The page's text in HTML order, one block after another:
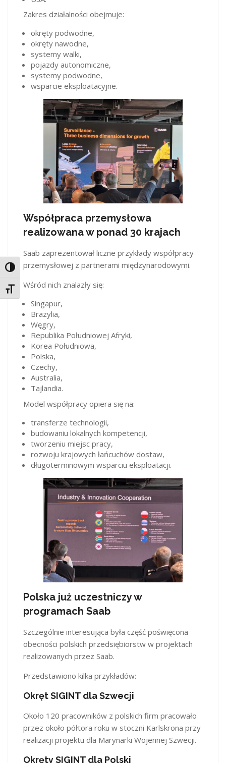
Toggle High Contrast
Toggle Font size
Zakres działalności obejmuje:
okręty podwodne,
okręty nawodne,
systemy walki,
pojazdy autonomiczne,
systemy podwodne,
wsparcie eksploatacyjne.
Współpraca przemysłowa
realizowana w ponad 30 krajach
Saab zaprezentował liczne przykłady współpracy
przemysłowej z partnerami międzynarodowymi.
Wśród nich znalazły się:
Singapur,
Brazylia,
Węgry,
Republika Południowej Afryki,
Korea Południowa,
Polska,
Czechy,
Australia,
Tajlandia.
Model współpracy opiera się na:
transferze technologii,
budowaniu lokalnych kompetencji,
tworzeniu miejsc pracy,
rozwoju krajowych łańcuchów dostaw,
długoterminowym wsparciu eksploatacji.
Polska już uczestniczy w
programach Saab
Szczególnie interesująca była część poświęcona
obecności polskich przedsiębiorstw w projektach
realizowanych przez Saab.
Przedstawiono kilka przykładów:
Okręt SIGINT dla Szwecji
Około 120 pracowników z polskich firm pracowało
przez około półtora roku w stoczni Karlskrona przy
realizacji projektu dla Marynarki Wojennej Szwecji.
Okręty SIGINT dla Polski